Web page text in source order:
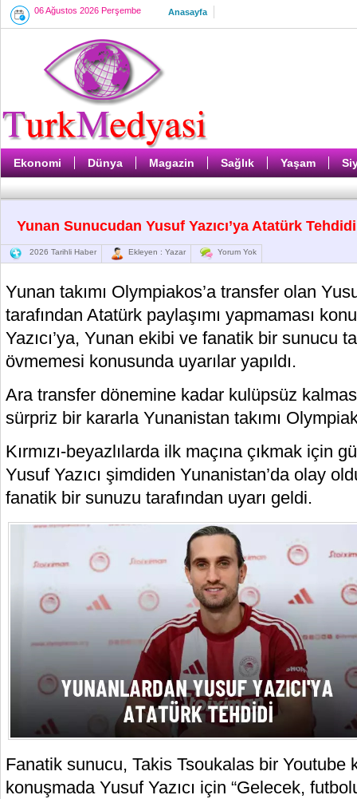
06 Ağustos 2026 Perşembe Anasayfa
Ekonomi Dünya Magazin Sağlık Yaşam
Yunan Sunucudan Yusuf Yazıcı’ya Atatürk Tehdidi
2026 Tarihli Haber Ekleyen : Yazar Yorum Yok
Yunan takımı Olympiakos’a transfer olan
tarafından Atatürk paylaşımı yapmaması
Yazıcı’ya, Yunan ekibi ve fanatik bir sunucu
övmemesi konusunda uyarılar yapıldı.
Ara transfer dönemine kadar kulüpsüz
sürpriz bir kararla Yunanistan takımı
Kırmızı-beyazlılarda ilk maçına çıkmak için
Yusuf Yazıcı şimdiden Yunanistan’da olay
fanatik bir sunuzu tarafından uyarı geldi.
Fanatik sunucu, Takis Tsoukalas bir Youtube
konuşmada Yusuf Yazıcı için “Gelecek,